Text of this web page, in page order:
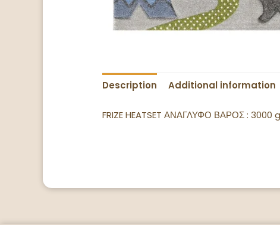
Description Additional information
FRIZE HEATSET ΑΝΑΓΛΥΦΟ ΒΑΡΟΣ :